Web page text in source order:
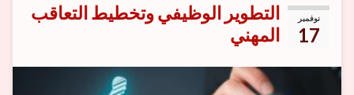
نوفمبر
17
التطوير الوظيفي وتخطيط التعاقب
المهني